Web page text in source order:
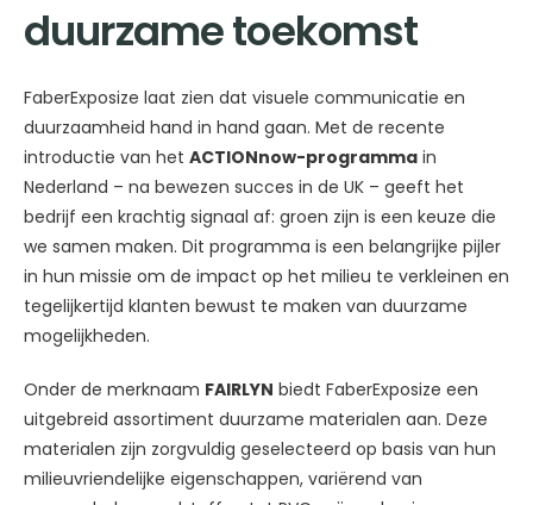
duurzame toekomst
FaberExposize laat zien dat visuele communicatie en
duurzaamheid hand in hand gaan. Met de recente
introductie van het ACTIONnow-programma in
Nederland – na bewezen succes in de UK – geeft het
bedrijf een krachtig signaal af: groen zijn is een keuze die
we samen maken. Dit programma is een belangrijke pijler
in hun missie om de impact op het milieu te verkleinen en
tegelijkertijd klanten bewust te maken van duurzame
mogelijkheden.
Onder de merknaam FAIRLYN biedt FaberExposize een
uitgebreid assortiment duurzame materialen aan. Deze
materialen zijn zorgvuldig geselecteerd op basis van hun
milieuvriendelijke eigenschappen, variërend van